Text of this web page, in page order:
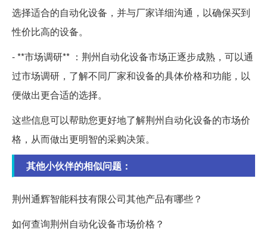
选择适合的自动化设备，并与厂家详细沟通，以确保买到
性价比高的设备。
- **市场调研** ：荆州自动化设备市场正逐步成熟，可以通
过市场调研，了解不同厂家和设备的具体价格和功能，以
便做出更合适的选择。
这些信息可以帮助您更好地了解荆州自动化设备的市场价
格，从而做出更明智的采购决策。
其他小伙伴的相似问题：
荆州通辉智能科技有限公司其他产品有哪些？
如何查询荆州自动化设备市场价格？